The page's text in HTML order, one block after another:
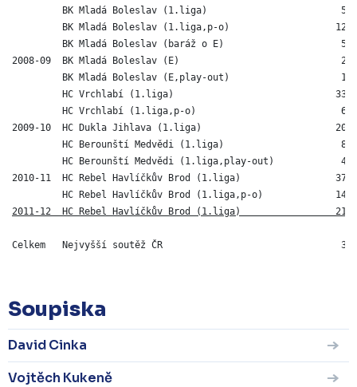
BK Mladá Boleslav (1.liga)                        5
BK Mladá Boleslav (1.liga,p-o)                   12
BK Mladá Boleslav (baráž o E)                     5
2008-09  BK Mladá Boleslav (E)                             2
BK Mladá Boleslav (E,play-out)                    1
HC Vrchlabí (1.liga)                             33
HC Vrchlabí (1.liga,p-o)                          6
2009-10  HC Dukla Jihlava (1.liga)                        20
HC Berounští Medvědi (1.liga)                     8
HC Berounští Medvědi (1.liga,play-out)            4
2010-11  HC Rebel Havlíčkův Brod (1.liga)                 37
HC Rebel Havlíčkův Brod (1.liga,p-o)             14
2011-12  HC Rebel Havlíčkův Brod (1.liga)                 21
Soupiska
David Cinka
Vojtěch Kukeně